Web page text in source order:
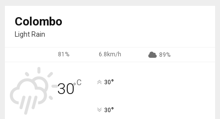
Colombo
Light Rain
81% 6.8km/h 89%
30°C 30°
30°